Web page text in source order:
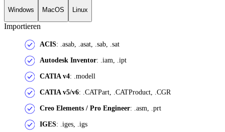
Windows MacOS Linux
Importieren
ACIS: .asab, .asat, .sab, .sat
Autodesk Inventor: .iam, .ipt
CATIA v4: .modell
CATIA v5/v6: .CATPart, .CATProduct, .CGR
Creo Elements / Pro Engineer: .asm, .prt
IGES: .iges, .igs